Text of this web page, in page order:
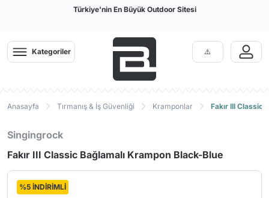
Türkiye'nin En Büyük Outdoor Sitesi
Kategoriler
Anasayfa Tırmanış & İş Güvenliği Kramponlar Fakır III Classic
Singingrock
Fakır III Classic Bağlamalı Krampon Black-Blue
%5 İNDİRİMLİ